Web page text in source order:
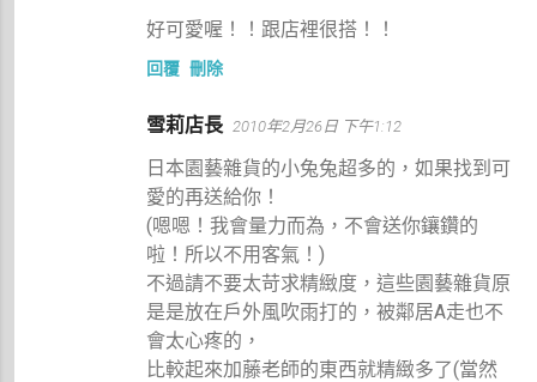
好可愛喔！！跟店裡很搭！！
回覆 刪除
雪莉店長 2010年2月26日 下午1:12
日本園藝雜貨的小兔兔超多的，如果找到可
愛的再送給你！
(嗯嗯！我會量力而為，不會送你鑲鑽的
啦！所以不用客氣！)
不過請不要太苛求精緻度，這些園藝雜貨原
是是放在戶外風吹雨打的，被鄰居A走也不
會太心疼的，
比較起來加藤老師的東西就精緻多了(當然